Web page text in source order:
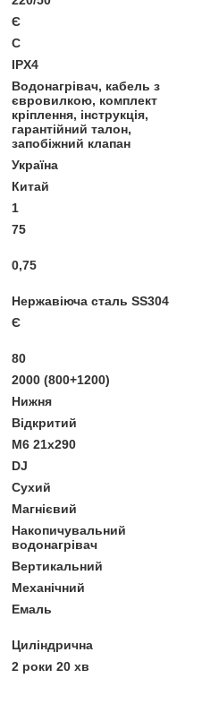
Є
C
IPX4
Водонагрівач, кабель з
євровилкою, комплект
кріплення, інструкція,
гарантійний талон,
запобіжний клапан
Україна
Китай
1
75
0,75
Нержавіюча сталь SS304
Є
80
2000 (800+1200)
Нижня
Відкритий
М6 21х290
DJ
Сухий
Магнієвий
Накопичувальний
водонагрівач
Вертикальний
Механічний
Емаль
Циліндрична
2 роки 20 хв